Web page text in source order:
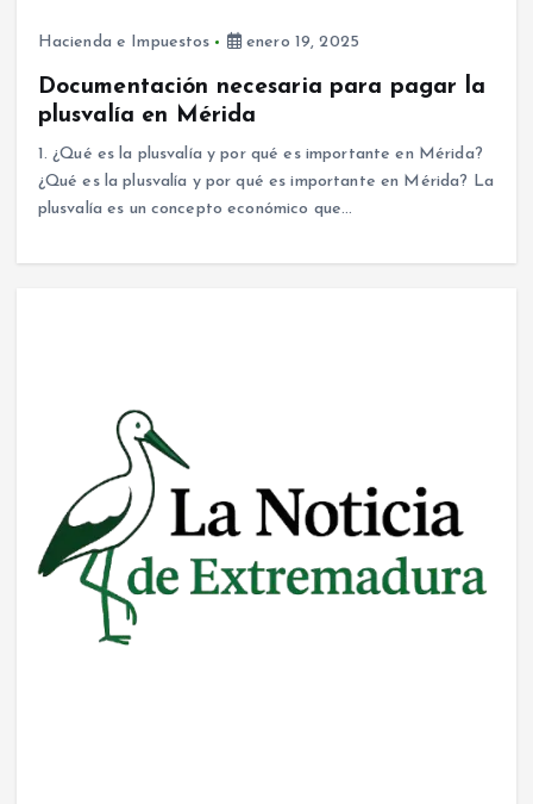
Hacienda e Impuestos enero 19, 2025
Documentación necesaria para pagar la
plusvalía en Mérida
1. ¿Qué es la plusvalía y por qué es importante en Mérida?
¿Qué es la plusvalía y por qué es importante en Mérida? La
plusvalía es un concepto económico que…